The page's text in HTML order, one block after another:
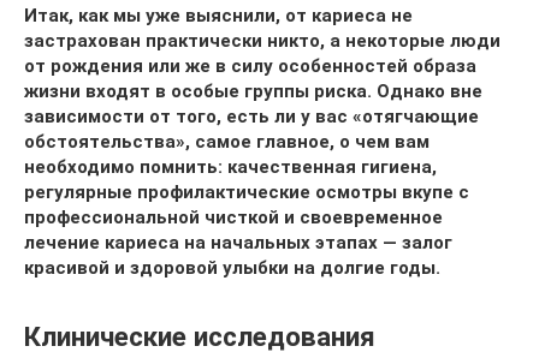
Итак, как мы уже выяснили, от кариеса не
застрахован практически никто, а некоторые люди
от рождения или же в силу особенностей образа
жизни входят в особые группы риска. Однако вне
зависимости от того, есть ли у вас «отягчающие
обстоятельства», самое главное, о чем вам
необходимо помнить: качественная гигиена,
регулярные профилактические осмотры вкупе с
профессиональной чисткой и своевременное
лечение кариеса на начальных этапах — залог
красивой и здоровой улыбки на долгие годы.
Клинические исследования